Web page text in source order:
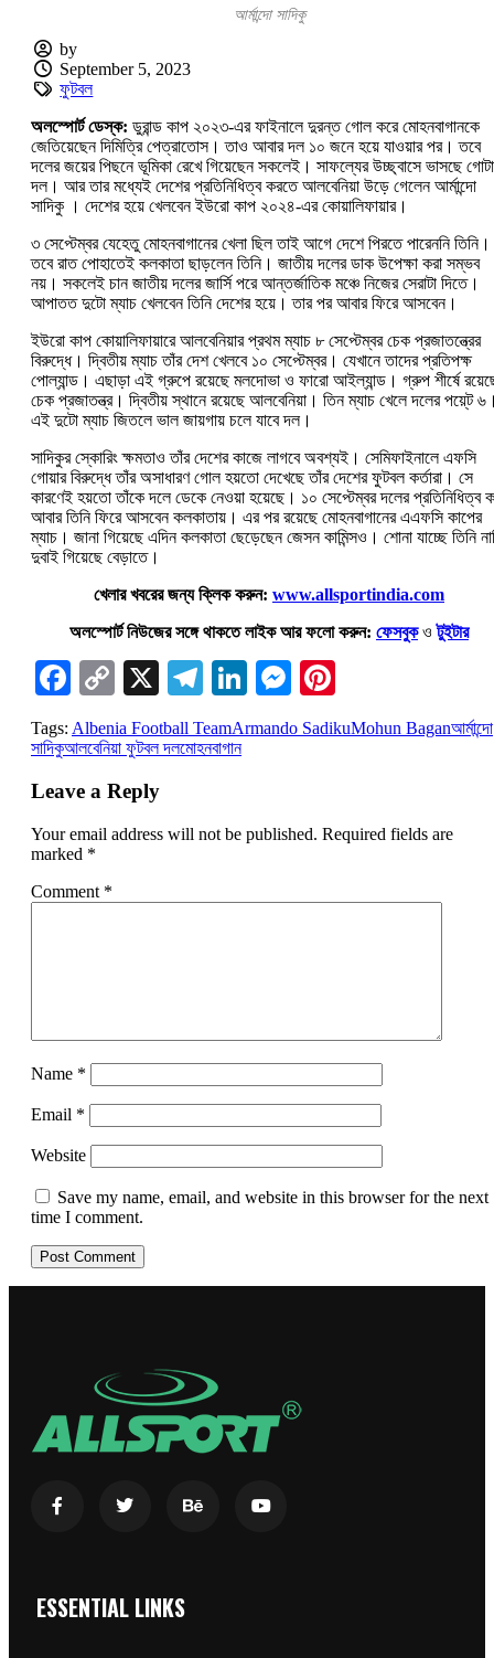
আর্মান্দো সাদিকু
by
September 5, 2023
ফুটবল
অলস্পোর্ট ডেস্ক: ডুরান্ড কাপ ২০২৩-এর ফাইনালে দুরন্ত গোল করে মোহনবাগানকে
জেতিয়েছেন দিমিত্রি পেত্রাতোস। তাও আবার দল ১০ জনে হয়ে যাওয়ার পর। তবে
দলের জয়ের পিছনে ভূমিকা রেখে গিয়েছেন সকলেই। সাফল্যের উচ্ছ্বাসে ভাসছে গোটা
দল। আর তার মধ্যেই দেশের প্রতিনিধিত্ব করতে আলবেনিয়া উড়ে গেলেন আর্মান্দো
সাদিকু । দেশের হয়ে খেলবেন ইউরো কাপ ২০২৪-এর কোয়ালিফায়ার।
৩ সেপ্টেম্বর যেহেতু মোহনবাগানের খেলা ছিল তাই আগে দেশে পিরতে পারেননি তিনি।
তবে রাত পোহাতেই কলকাতা ছাড়লেন তিনি। জাতীয় দলের ডাক উপেক্ষা করা সম্ভব
নয়। সকলেই চান জাতীয় দলের জার্সি পরে আন্তর্জাতিক মঞ্চে নিজের সেরাটা দিতে।
আপাতত দুটো ম্যাচ খেলবেন তিনি দেশের হয়ে। তার পর আবার ফিরে আসবেন।
ইউরো কাপ কোয়ালিফায়ারে আলবেনিয়ার প্রথম ম্যাচ ৮ সেপ্টেম্বর চেক প্রজাতন্ত্রের
বিরুদ্ধে। দ্বিতীয় ম্যাচ তাঁর দেশ খেলবে ১০ সেপ্টেম্বর। যেখানে তাদের প্রতিপক্ষ
পোল্যান্ড। এছাড়া এই গ্রুপে রয়েছে মলদোভা ও ফারো আইল্যান্ড। গ্রুপ শীর্ষে
চেক প্রজাতন্ত্র। দ্বিতীয় স্থানে রয়েছে আলবেনিয়া। তিন ম্যাচ খেলে দলের পয়ে্ট
এই দুটো ম্যাচ জিতলে ভাল জায়গায় চলে যাবে দল।
সাদিকুর স্কোরিং ক্ষমতাও তাঁর দেশের কাজে লাগবে অবশ্যই। সেমিফাইনালে এফসি
গোয়ার বিরুদ্ধে তাঁর অসাধারণ গোল হয়তো দেখেছে তাঁর দেশের ফুটবল কর্তারা। সে
কারণেই হয়তো তাঁকে দলে ডেকে নেওয়া হয়েছে। ১০ সেপ্টেম্বর দলের প্রতিনিধিত্ব
আবার তিনি ফিরে আসবেন কলকাতায়। এর পর রয়েছে মোহনবাগানের এএফসি কাপের
ম্যাচ। জানা গিয়েছে এদিন কলকাতা ছেড়েছেন জেসন কামিন্সও। শোনা যাচ্ছে তিনি
দুবাই গিয়েছে বেড়াতে।
খেলার খবরের জন্য ক্লিক করুন: www.allsportindia.com
অলস্পোর্ট নিউজের সঙ্গে থাকতে লাইক আর ফলো করুন: ফেসবুকওটুইটার
Facebook
Copy
Link
X Telegram
LinkedIn
Messenger
Tags: Albenia Football TeamArmando SadikuMohun Baganআর্মান্দো
সাদিকুআলবেনিয়া ফুটবল দলমোহনবাগান
Leave a Reply
Your email address will not be published. Required fields are
marked *
Comment *
Name *
Email *
Website
Save my name, email, and website in this browser for the next
time I comment.
ESSENTIAL LINKS